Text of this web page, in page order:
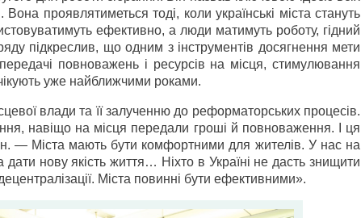
проявлятиметься тоді, коли українські міста стануть
ефективно, а люди матимуть роботу, гідний
підкреслив, що одним з інструментів досягнення мети
повноважень і ресурсів на місця, стимулювання
уже найближчими роками.
влади та її залученню до реформаторських процесів.
навіщо на місця передали гроші й повноваження. І ця
— Міста мають бути комфортними для жителів. У нас на
нову якість життя… Ніхто в Україні не дасть знищити
Міста повинні бути ефективними».